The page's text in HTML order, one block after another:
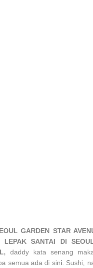
GARDEN STAR
LEPAK SANTAI DI
daddy kata senang
semua ada di sini. Sushi,